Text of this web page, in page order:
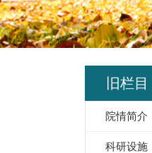
旧栏目
院情简介
科研设施